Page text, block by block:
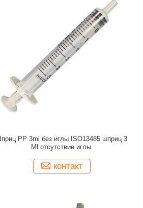
PP 3ml без иглы ISO13485 шприц 3
Ml отсутствие иглы
контакт